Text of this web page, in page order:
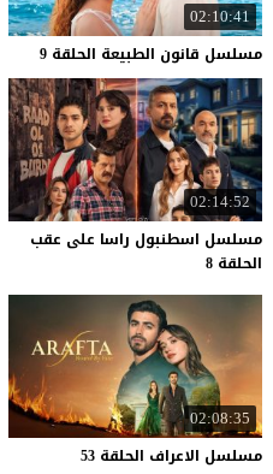
02:10:41
مسلسل قانون الطبيعة الحلقة 9
02:14:52
مسلسل اسطنبول راسا على عقب
الحلقة 8
02:08:35
مسلسل الاعراف الحلقة 53